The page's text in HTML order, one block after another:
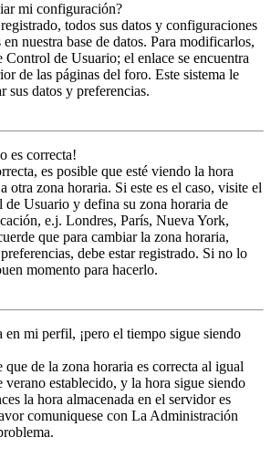
mi configuración?
todos sus datos y configuraciones
nuestra base de datos. Para modificarlos,
Control de Usuario; el enlace se encuentra
de las páginas del foro. Este sistema le
sus datos y preferencias.
es correcta!
es posible que esté viendo la hora
otra zona horaria. Si este es el caso, visite el
de Usuario y defina su zona horaria de
e.j. Londres, París, Nueva York,
que para cambiar la zona horaria,
debe estar registrado. Si no lo
momento para hacerlo.
en mi perfil, ¡pero el tiempo sigue siendo
que de la zona horaria es correcta al igual
verano establecido, y la hora sigue siendo
la hora almacenada en el servidor es
comuniquese con La Administración